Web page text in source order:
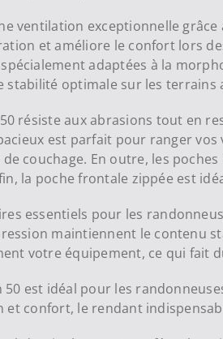
ventilation exceptionnelle
et améliore le confort lors
adaptées à la
optimale sur les terrains
résiste aux abrasions tout en
est parfait pour ranger
couchage. En outre, les
la poche frontale zippée est
essentiels pour les
maintiennent le contenu
votre équipement, ce qui fait
50 est idéal pour les
confort, le rendant